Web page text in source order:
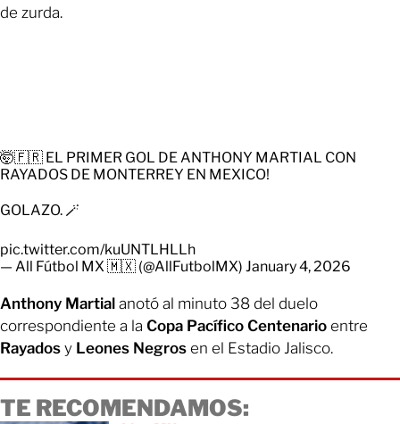
de zurda.
🤯🇫🇷 EL PRIMER GOL DE ANTHONY MARTIAL CON
RAYADOS DE MONTERREY EN MEXICO!
GOLAZO. 🪄
pic.twitter.com/kuUNTLHLLh
— All Fútbol MX 🇲🇽 (@AllFutbolMX) January 4, 2026
Anthony Martial anotó al minuto 38 del duelo
correspondiente a la Copa Pacífico Centenario entre
Rayados y Leones Negros en el Estadio Jalisco.
TE RECOMENDAMOS: